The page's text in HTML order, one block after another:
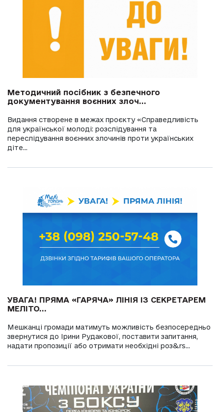
Методичний посібник з безпечного
документування воєнних злоч...
Видання створене в межах проєкту «Справедливість
для української молоді: розслідування та
переслідування воєнних злочинів проти українських
діте...
УВАГА! ПРЯМА «ГАРЯЧА» ЛІНІЯ ІЗ СЕКРЕТАРЕМ
МЕЛІТО...
Мешканці громади матимуть можливість безпосередньо
звернутися до Ірини Рудакової, поставити запитання,
надати пропозиції або отримати необхідні роз&rs...